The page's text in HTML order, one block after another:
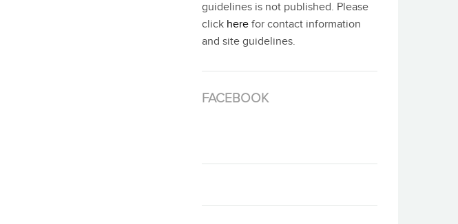
guidelines is not published. Please
click here for contact information
and site guidelines.
FACEBOOK